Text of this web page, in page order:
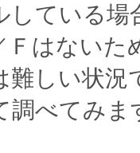
している
Ｆはないた
難しい状況
調べてみ